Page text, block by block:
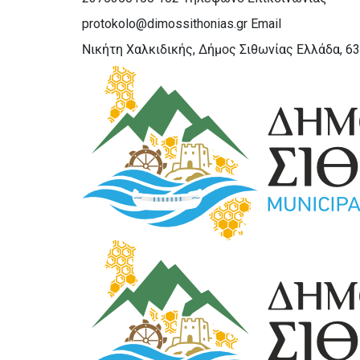
protokolo@dimossithonias.gr Email
Νικήτη Χαλκιδικής, Δήμος Σιθωνίας Ελλάδα,